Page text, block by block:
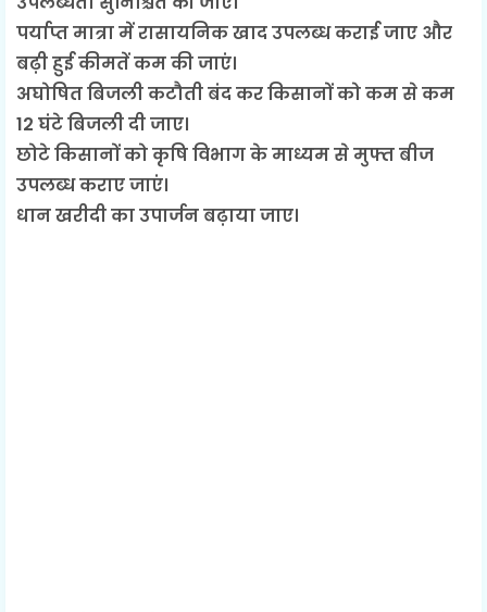
पर्याप्त मात्रा में रासायनिक खाद उपलब्ध कराई जाए और
बढ़ी हुई कीमतें कम की जाएं।
अघोषित बिजली कटौती बंद कर किसानों को कम से कम
12 घंटे बिजली दी जाए।
छोटे किसानों को कृषि विभाग के माध्यम से मुफ्त बीज
उपलब्ध कराए जाएं।
धान खरीदी का उपार्जन बढ़ाया जाए।